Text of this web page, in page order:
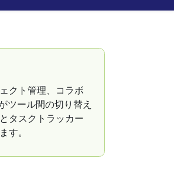
クト管理、コラボ
ツール間の切り替え
タスクトラッカー
す。